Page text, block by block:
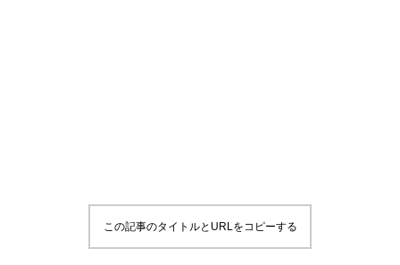
この記事のタイトルとURLをコピーする